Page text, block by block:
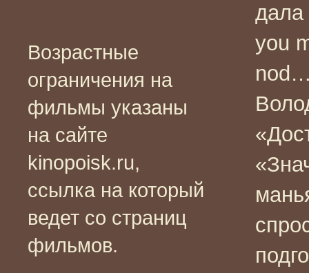
Возрастные
ограничения на
фильмы указаны
на сайте
kinopoisk.ru,
ссылка на который
ведет со страниц
фильмов.
дала
you